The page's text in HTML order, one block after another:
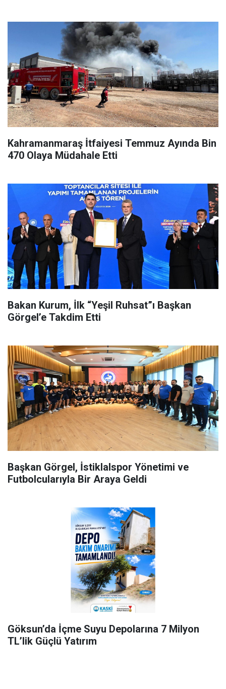
Kahramanmaraş İtfaiyesi Temmuz Ayında Bin
470 Olaya Müdahale Etti
Bakan Kurum, İlk “Yeşil Ruhsat”ı Başkan
Görgel’e Takdim Etti
Başkan Görgel, İstiklalspor Yönetimi ve
Futbolcularıyla Bir Araya Geldi
Göksun’da İçme Suyu Depolarına 7 Milyon
TL’lik Güçlü Yatırım